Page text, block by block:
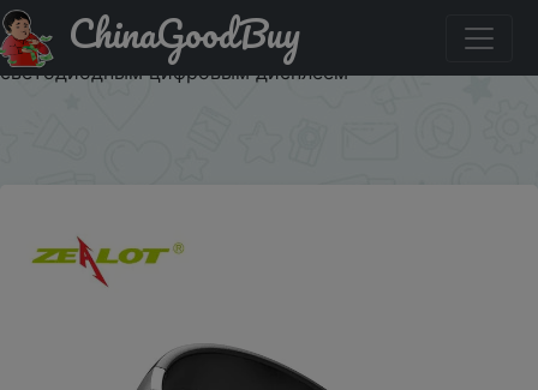
Паридбати з промокодом $13/13 Bluetooth-наушники
ZEALOT B28 складные с микрофоном светодиодный
светодиодным цифровым дисплеем
ChinaGoodBuy